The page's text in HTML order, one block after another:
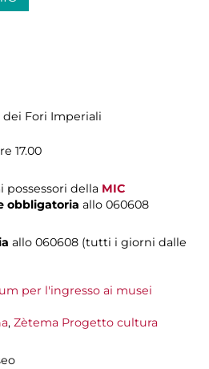
dei Fori Imperiali
17.00
possessori della MIC
obbligatoria allo 060608
allo 060608 (tutti i giorni dalle
per l'ingresso ai musei
, Zètema Progetto cultura